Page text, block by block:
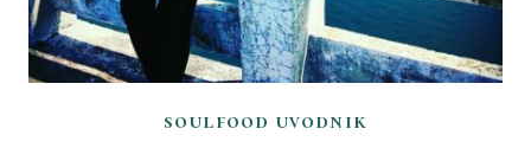
soulfood uvodnik